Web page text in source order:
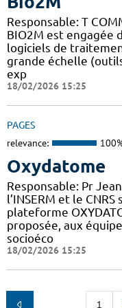
Responsable: T
BIO2M est engagée
logiciels de
grande échelle
exp
18/02/2026 15:25
PAGES
relevance:
Oxydatome
Responsable: Pr Jean
l’INSERM et le
plateforme
proposée, aux
socioéco
18/02/2026 15:25
1